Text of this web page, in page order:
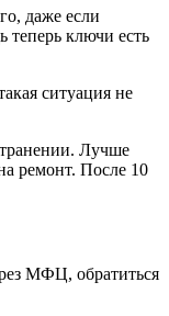
даже если
теперь ключи есть
ситуация не
Лучше
ремонт. После 10
МФЦ, обратиться